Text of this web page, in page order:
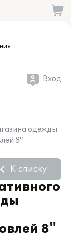
Вход
одежды
8"
8"
К списку